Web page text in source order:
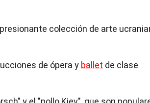
colección de arte
de ópera y ballet de clase